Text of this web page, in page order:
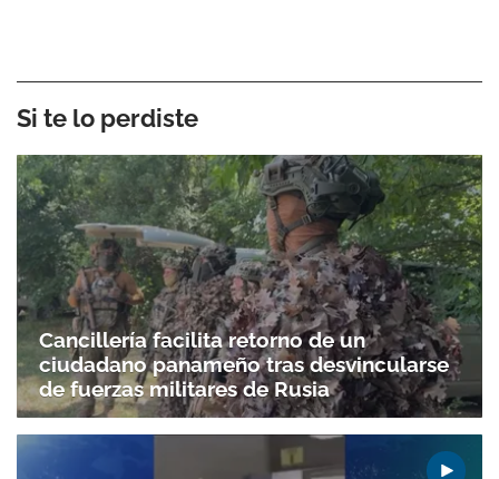
Si te lo perdiste
Cancillería facilita retorno de un
ciudadano panameño tras desvincularse
de fuerzas militares de Rusia